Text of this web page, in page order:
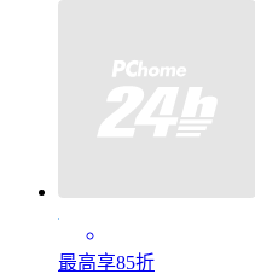
最高享85折